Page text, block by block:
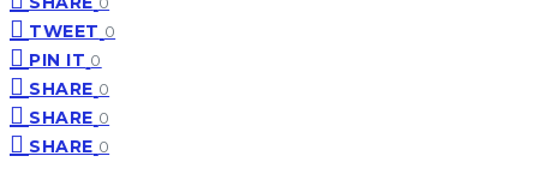
TWEET 0
PIN IT 0
SHARE 0
SHARE 0
SHARE 0